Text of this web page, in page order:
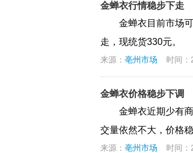
金蝉衣行情稳步下走
金蝉衣目前市场
走，现统货330元。
来源： 亳州市场 时间
金蝉衣价格稳步下调
金蝉衣近期少有
交量依然不大，价格
来源： 亳州市场 时间